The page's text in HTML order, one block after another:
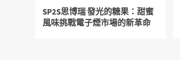
SP2S思博瑞 發光的糖果：甜蜜
風味挑戰電子煙市場的新革命